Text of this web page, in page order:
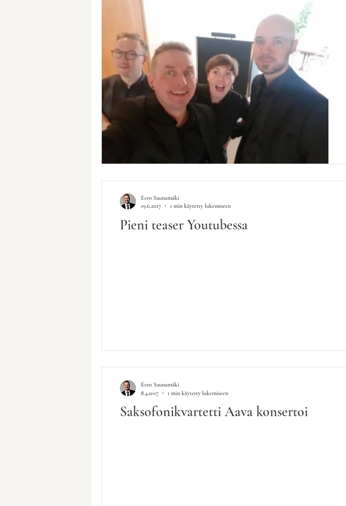
Pieni teaser Youtubessa
Eero Saunamäki
19.6.2017
1 min käytetty lukemiseen
Saksofonikvartetti Aava konsertoi
Eero Saunamäki
8.4.2017
1 min käytetty lukemiseen